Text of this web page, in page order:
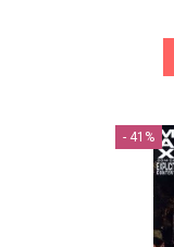
- 41%